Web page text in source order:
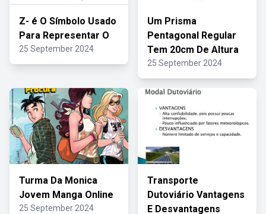
Z- é O Símbolo Usado
Para Representar O
25 September 2024
Um Prisma
Pentagonal Regular
Tem 20cm De Altura
25 September 2024
Turma Da Monica
Jovem Manga Online
25 September 2024
Transporte
Dutoviário Vantagens
E Desvantagens